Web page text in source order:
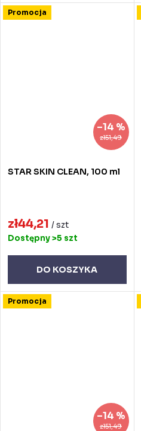
Promocja
zł51,49
–14 %
STAR SKIN CLEAN, 100 ml
zł44,21 / szt
Dostępny>5 szt
DO KOSZYKA
Promocja
zł51,49
–14 %